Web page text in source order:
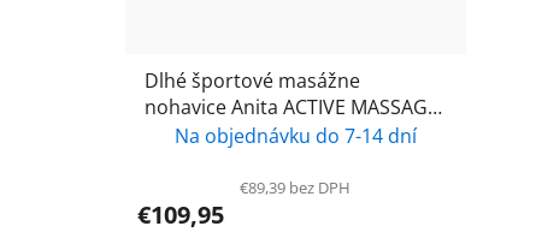
Dlhé športové masážne
nohavice Anita ACTIVE MASSAGE
1672 - PLUS SIZE
Na objednávku do 7-14 dní
€89,39 bez DPH
€109,95